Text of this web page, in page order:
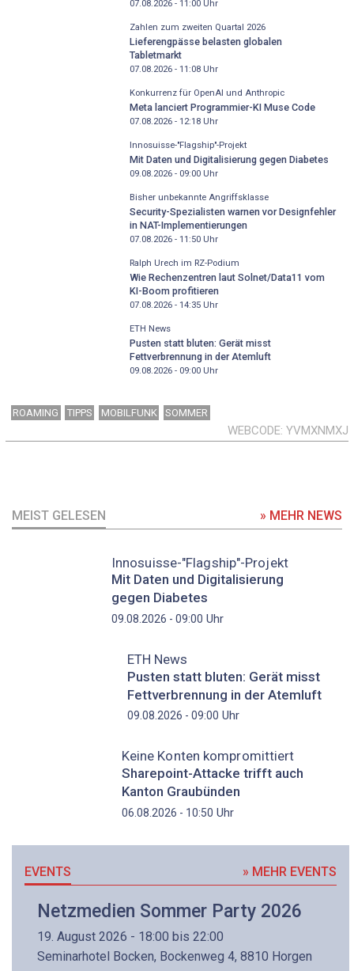
07.08.2026 - 11:00Uhr
Zahlen zum zweiten Quartal 2026
Lieferengpässe belasten globalen
Tabletmarkt
07.08.2026 - 11:08Uhr
Konkurrenz für OpenAI und Anthropic
Meta lanciert Programmier-KI Muse Code
07.08.2026 - 12:18Uhr
Innosuisse-"Flagship"-Projekt
Mit Daten und Digitalisierung gegen Diabetes
09.08.2026 - 09:00Uhr
Bisher unbekannte Angriffsklasse
Security-Spezialisten warnen vor Designfehler
in NAT-Implementierungen
07.08.2026 - 11:50Uhr
Ralph Urech im RZ-Podium
Wie Rechenzentren laut Solnet/Data11 vom
KI-Boom profitieren
07.08.2026 - 14:35Uhr
ETH News
Pusten statt bluten: Gerät misst
Fettverbrennung in der Atemluft
09.08.2026 - 09:00Uhr
ROAMING TIPPS MOBILFUNK SOMMER
WEBCODE YVMXNMXJ
MEIST GELESEN » MEHR NEWS
Innosuisse-"Flagship"-Projekt
Mit Daten und Digitalisierung
gegen Diabetes
09.08.2026 - 09:00 Uhr
ETH News
Pusten statt bluten: Gerät misst
Fettverbrennung in der Atemluft
09.08.2026 - 09:00 Uhr
Keine Konten kompromittiert
Sharepoint-Attacke trifft auch
Kanton Graubünden
06.08.2026 - 10:50 Uhr
EVENTS » MEHR EVENTS
Netzmedien Sommer Party 2026
19. August 2026 - 18:00 bis 22:00
Seminarhotel Bocken, Bockenweg 4, 8810 Horgen